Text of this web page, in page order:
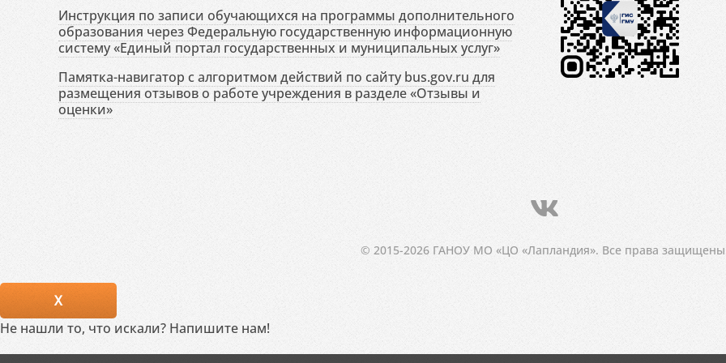
Инструкция по записи обучающихся на программы дополнительного
образования через Федеральную государственную информационную
систему «Единый портал государственных и муниципальных услуг»
Памятка-навигатор с алгоритмом действий по сайту bus.gov.ru для
размещения отзывов о работе учреждения в разделе «Отзывы и
оценки»
© 2015-2026 ГАНОУ МО «ЦО «Лапландия». Все права
X
Не нашли то, что искали? Напишите нам!